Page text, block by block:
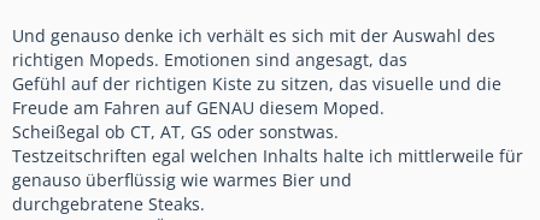
Und genauso denke ich verhält es sich mit der Auswahl des
richtigen Mopeds. Emotionen sind angesagt, das
Gefühl auf der richtigen Kiste zu sitzen, das visuelle und die
Freude am Fahren auf GENAU diesem Moped.
Scheißegal ob CT, AT, GS oder sonstwas.
Testzeitschriften egal welchen Inhalts halte ich mittlerweile für
genauso überflüssig wie warmes Bier und
durchgebratene Steaks.